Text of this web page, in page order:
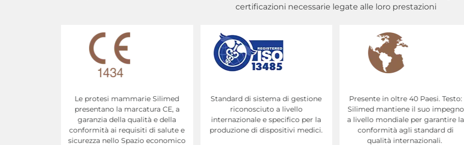
certificazioni necessarie legate alle loro prestazioni
Standard di sistema di gestione
riconosciuto a livello
internazionale e specifico per la
produzione di dispositivi medici.
Presente in oltre 40 Paesi. Testo:
Silimedmantiene il suo impegno
a livello mondiale per garantire la
conformità agli standard di
Silimed, oltre 45 anni di esperienza
ed eccellenza nella produzione di
protesi mammarie